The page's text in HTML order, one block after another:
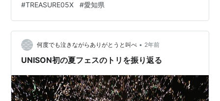
6）名古屋市（愛知県） 今回は、私にしては珍しく1か月
以上前から計画を立て、飛行機の予約までしました。ま
た、愛知県の友人の家に泊めてもらえることになったの
で、洗面用具から寝間着まで用意して旅に挑みました。
（ちなみに、泊めてもらった友人は「ゴールデンウィー
#TREASURE05X #愛知県
何度でも泣きながらありがとうと叫べ • 2年前
UNISON初の夏フェスのトリを振り返る